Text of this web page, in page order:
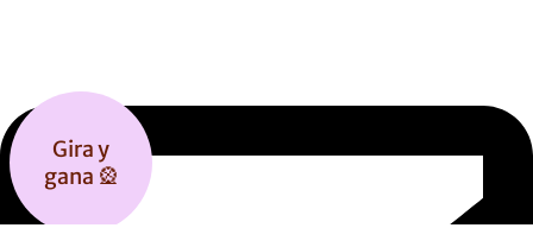
Gira y
gana 🎡